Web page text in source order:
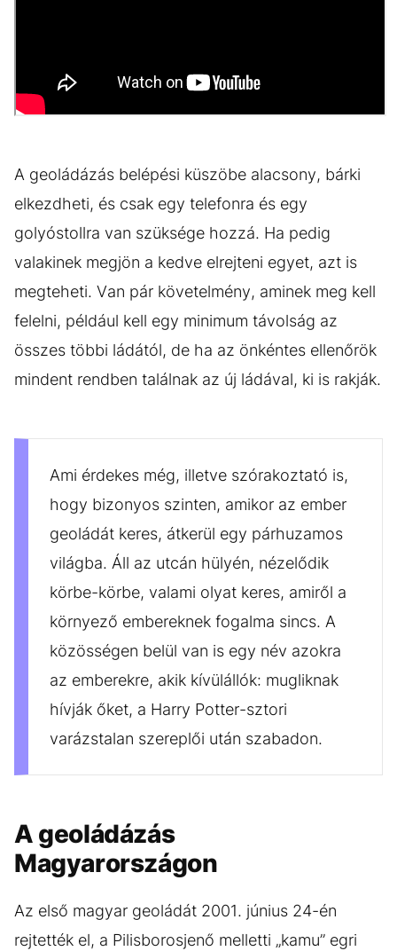
A geoládázás belépési küszöbe alacsony, bárki
elkezdheti, és csak egy telefonra és egy
golyóstollra van szüksége hozzá. Ha pedig
valakinek megjön a kedve elrejteni egyet, azt is
megteheti. Van pár követelmény, aminek meg kell
felelni, például kell egy minimum távolság az
összes többi ládától, de ha az önkéntes ellenőrök
mindent rendben találnak az új ládával, ki is rakják.
Ami érdekes még, illetve szórakoztató is,
hogy bizonyos szinten, amikor az ember
geoládát keres, átkerül egy párhuzamos
világba. Áll az utcán hülyén, nézelődik
körbe-körbe, valami olyat keres, amiről a
környező embereknek fogalma sincs. A
közösségen belül van is egy név azokra
az emberekre, akik kívülállók: mugliknak
hívják őket, a Harry Potter-sztori
varázstalan szereplői után szabadon.
A geoládázás
Magyarországon
Az első magyar geoládát 2001. június 24-én
rejtették el, a Pilisborosjenő melletti „kamu” egri